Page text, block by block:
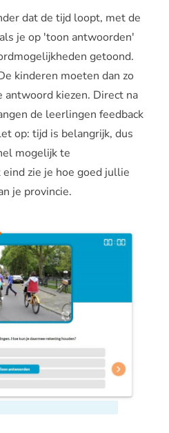
dat de tijd loopt, met de
je op 'toon antwoorden'
getoond.
kinderen moeten dan zo
kiezen. Direct na
de leerlingen feedback
op: tijd is belangrijk, dus
mogelijk te
zie je hoe goed jullie
je provincie.